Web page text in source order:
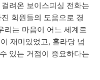
려온 보이스피싱 전화는
회원들의 도움으로 경
리는 마음이 어느 세계로
재미있었고, 홀라당 넘
있는 거점이 중요하다는